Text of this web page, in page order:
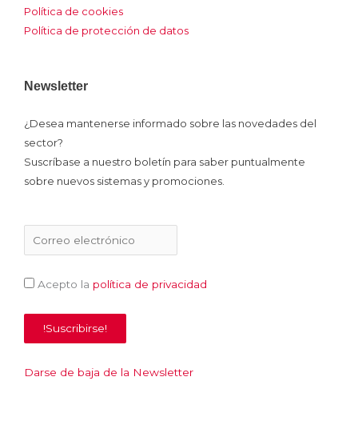
Política de cookies
Política de protección de datos
Newsletter
¿Desea mantenerse informado sobre las novedades del
sector?
Suscríbase a nuestro boletín para saber puntualmente
sobre nuevos sistemas y promociones.
Acepto la política de privacidad
Darse de baja de la Newsletter